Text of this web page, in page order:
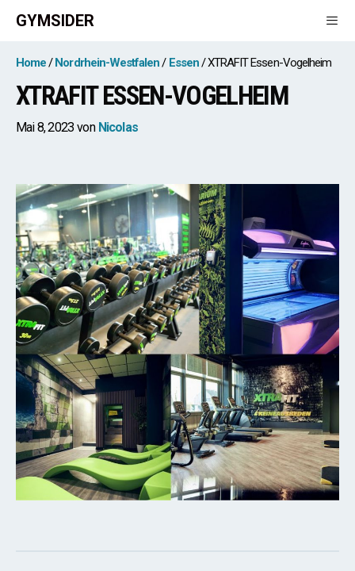
Zum
Inhalt
springen
GYMSIDER
Home Nordrhein-Westfalen Essen XTRAFIT Essen-Vogelheim
XTRAFIT ESSEN-VOGELHEIM
Mai 8, 2023 von Nicolas